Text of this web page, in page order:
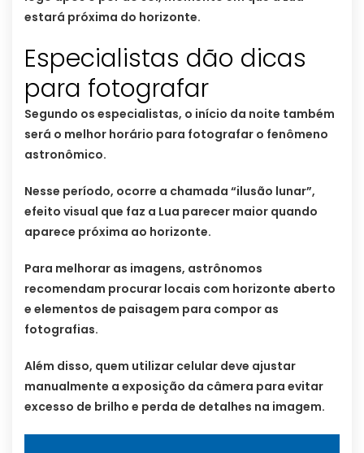
estará próxima do horizonte.
Especialistas dão dicas
para fotografar
Segundo os especialistas, o início da noite também
será o melhor horário para fotografar o fenômeno
astronômico.
Nesse período, ocorre a chamada “ilusão lunar”,
efeito visual que faz a Lua parecer maior quando
aparece próxima ao horizonte.
Para melhorar as imagens, astrônomos
recomendam procurar locais com horizonte aberto
e elementos de paisagem para compor as
fotografias.
Além disso, quem utilizar celular deve ajustar
manualmente a exposição da câmera para evitar
excesso de brilho e perda de detalhes na imagem.